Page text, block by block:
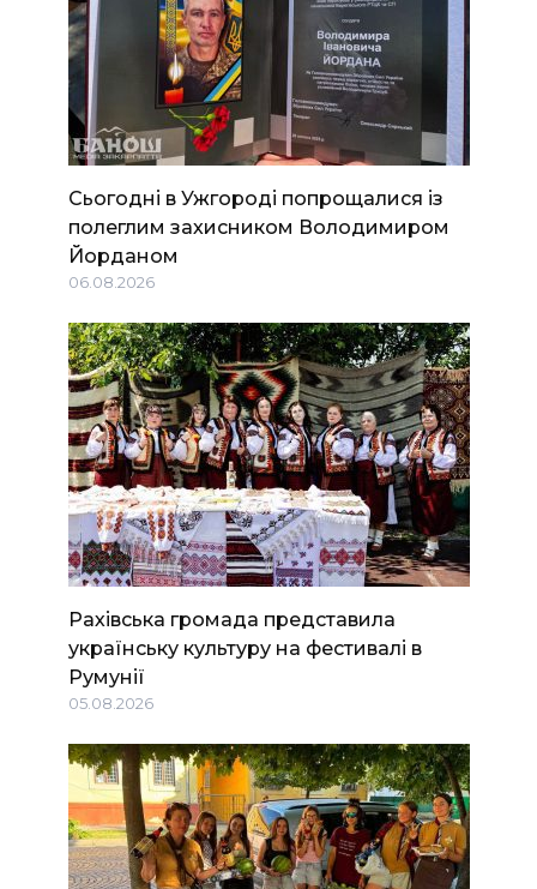
Сьогодні в Ужгороді попрощалися із
полеглим захисником Володимиром
Йорданом
06.08.2026
Рахівська громада представила
українську культуру на фестивалі в
Румунії
05.08.2026